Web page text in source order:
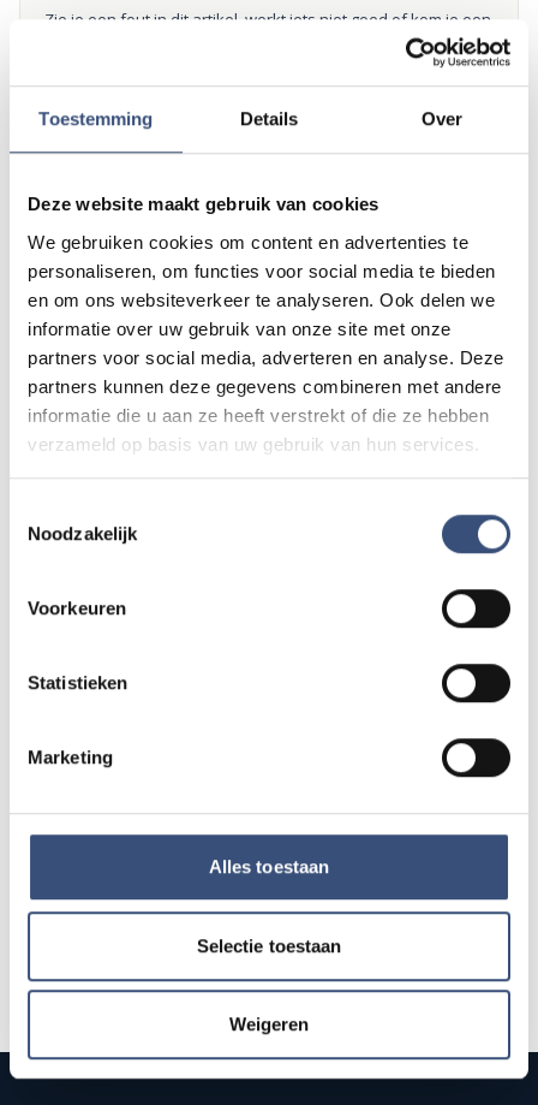
Toestemming Details Over
Deze website maakt gebruik van cookies
We gebruiken cookies om content en advertenties te
personaliseren, om functies voor social media te bieden
en om ons websiteverkeer te analyseren. Ook delen we
informatie over uw gebruik van onze site met onze
partners voor social media, adverteren en analyse. Deze
partners kunnen deze gegevens combineren met andere
informatie die u aan ze heeft verstrekt of die ze hebben
verzameld op basis van uw gebruik van hun services.
Noodzakelijk
Voorkeuren
Statistieken
Marketing
Alles toestaan
Selectie toestaan
Weigeren
Zie je een fout in dit artikel, werkt iets niet goed of kom je een
advertentie tegen die niet klopt? Laat het ons weten via
. We kijken er graag naar.
Andere events
DI
11
AUG.
Magic Summer show met Steven Kazàn
📍Ouddorp🕐17:00
12
AUG.
Kinderdagen bij RTM-trammuseum in
Ouddorp
📍Ouddorp🕐10:00
13
13
Alle events op de agenda →